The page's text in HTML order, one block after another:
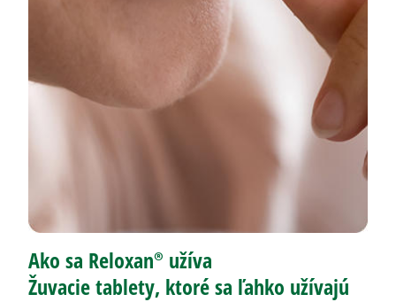
Ako sa Reloxan® užíva
Žuvacie tablety, ktoré sa ľahko užívajú